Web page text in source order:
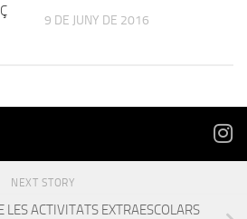
9 DE JUNY DE 2016
NEXT STORY
LES ACTIVITATS EXTRAESCOLARS